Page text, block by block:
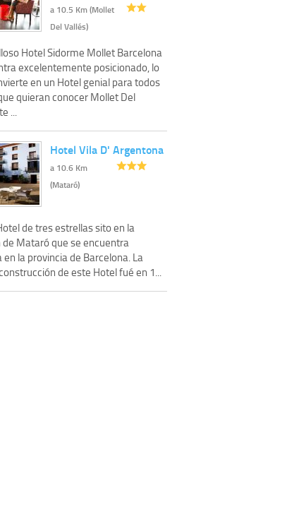
a 10.5 Km (Mollet
Del Vallés)
Hotel Sidorme Mollet Barcelona
excelentemente posicionado, lo
en un Hotel genial para todos
quieran conocer Mollet Del
...
Hotel Vila D' Argentona
a 10.6 Km
(Mataró)
de tres estrellas sito en la
de Mataró que se encuentra
en la provincia de Barcelona. La
de este Hotel fué en 1...